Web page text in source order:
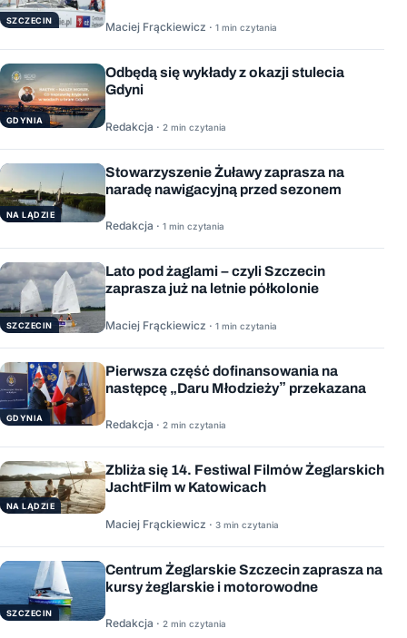
SZCZECIN Maciej Frąckiewicz · 1 min czytania
GDYNIA
Odbędą się wykłady z okazji stulecia
Gdyni
Redakcja · 2 min czytania
NA LĄDZIE
Stowarzyszenie Żuławy zaprasza na
naradę nawigacyjną przed sezonem
Redakcja · 1 min czytania
SZCZECIN
Lato pod żaglami – czyli Szczecin
zaprasza już na letnie półkolonie
Maciej Frąckiewicz · 1 min czytania
GDYNIA
Pierwsza część dofinansowania na
następcę „Daru Młodzieży” przekazana
Redakcja · 2 min czytania
NA LĄDZIE
Zbliża się 14. Festiwal Filmów Żeglarskich
JachtFilm w Katowicach
Maciej Frąckiewicz · 3 min czytania
SZCZECIN
Centrum Żeglarskie Szczecin zaprasza na
kursy żeglarskie i motorowodne
Redakcja · 2 min czytania